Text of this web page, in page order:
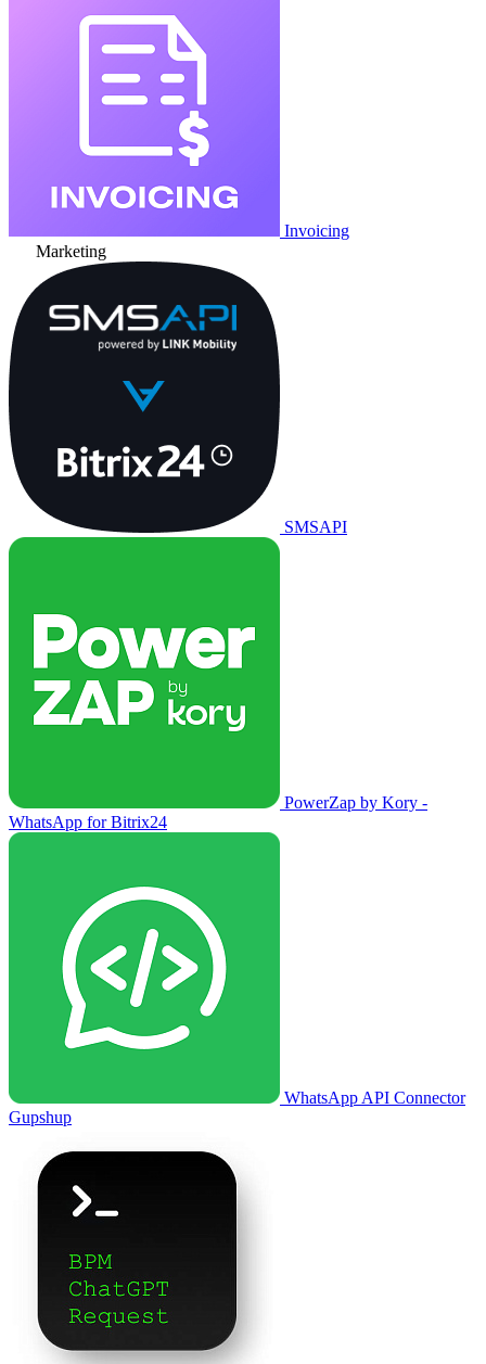
Invoicing
Marketing
SMSAPI
PowerZap by Kory -
WhatsApp for Bitrix24
WhatsApp API Connector
Gupshup